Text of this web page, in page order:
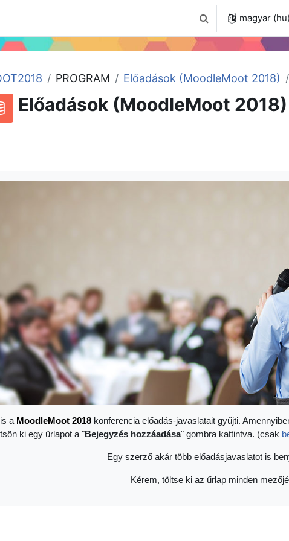
Keresési bemeneti
magyar ‎(hu)‎
PROGRAM Előadások (MoodleMoot 2018)
Előadások (MoodleMoot 2018)
a MoodleMoot 2018 konferencia előadás-javaslatait gyűjti.
ki egy űrlapot a "Bejegyzés hozzáadása" gombra kattintva. (csak
Egy szerző akár több előadásjavaslatot is
Kérem, töltse ki az űrlap minden